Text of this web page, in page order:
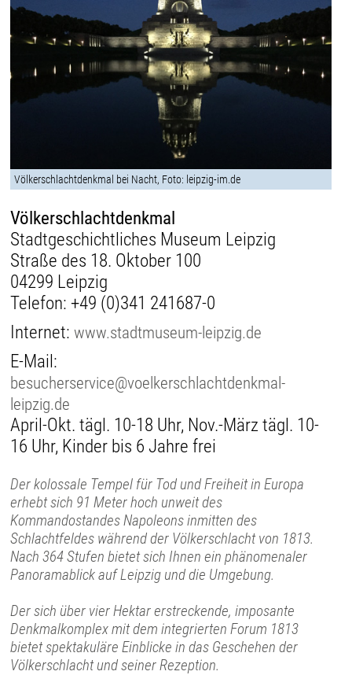
Völkerschlachtdenkmal bei Nacht, Foto: leipzig-im.de
Völkerschlachtdenkmal
Stadtgeschichtliches Museum Leipzig
Straße des 18. Oktober 100
04299 Leipzig
Telefon: +49 (0)341 241687-0
Internet:www.stadtmuseum-leipzig.de
E-Mail:
besucherservice@voelkerschlachtdenkmal-
leipzig.de
April-Okt. tägl. 10-18 Uhr, Nov.-März tägl. 10-
16 Uhr, Kinder bis 6 Jahre frei
Der kolossale Tempel für Tod und Freiheit in Europa
erhebt sich 91 Meter hoch unweit des
Kommandostandes Napoleons inmitten des
Schlachtfeldes während der Völkerschlacht von 1813.
Nach 364 Stufen bietet sich Ihnen ein phänomenaler
Panoramablick auf Leipzig und die Umgebung.
Der sich über vier Hektar erstreckende, imposante
Denkmalkomplex mit dem integrierten Forum 1813
bietet spektakuläre Einblicke in das Geschehen der
Völkerschlacht und seiner Rezeption.